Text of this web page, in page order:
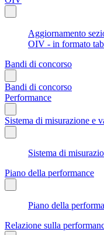
Aggiornamento
OIV - in formato
Bandi di concorso
Bandi di concorso
Performance
Sistema di misurazione e
Sistema di
Piano della performance
Piano della
Relazione sulla